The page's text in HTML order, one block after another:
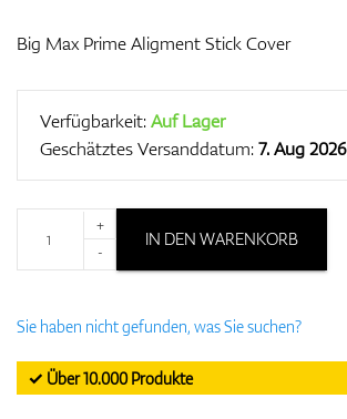
Big Max Prime Aligment Stick Cover
Verfügbarkeit:Auf Lager
Geschätztes Versanddatum:7. Aug 2026
+
-
IN DEN WARENKORB
Sie haben nicht gefunden, was Sie suchen?
✓ Über 10.000 Produkte